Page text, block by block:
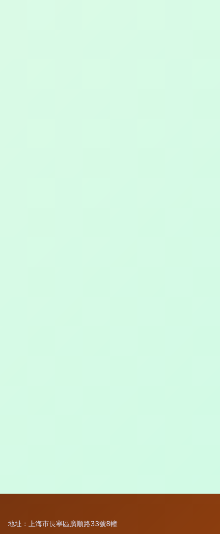
地址：上海市長寧區廣順路33號8幢